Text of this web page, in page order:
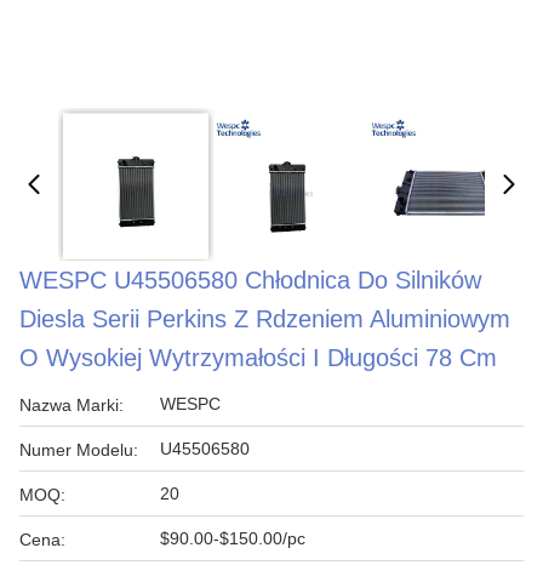
WESPC U45506580 Chłodnica Do Silników
Diesla Serii Perkins Z Rdzeniem Aluminiowym
O Wysokiej Wytrzymałości I Długości 78 Cm
Nazwa Marki: WESPC
Numer Modelu: U45506580
MOQ: 20
Cena: $90.00-$150.00/pc